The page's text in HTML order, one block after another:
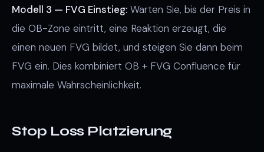
Modell 3 — FVG Einstieg: Warten Sie, bis der Preis in
die OB-Zone eintritt, eine Reaktion erzeugt, die
einen neuen FVG bildet, und steigen Sie dann beim
FVG ein. Dies kombiniert OB + FVG Confluence für
maximale Wahrscheinlichkeit.
Stop Loss Platzierung